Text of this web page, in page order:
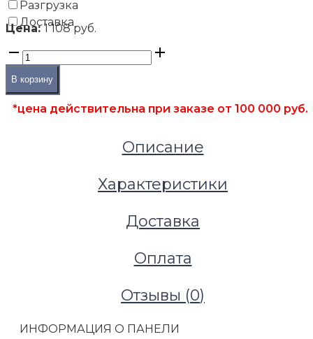
Фальшпол из ДСП Lindner Ligna B30мм, низ
Разгрузка
Доставка
Цена:1 108 руб.
В корзину
*цена действительна при заказе от 100 000 руб.
Описание
Характеристики
Доставка
Оплата
Отзывы (0)
ИНФОРМАЦИЯ О ПАНЕЛИ